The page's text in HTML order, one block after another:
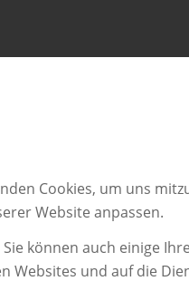
Cookies, um uns
Website anpassen.
können auch einige
Websites und auf die